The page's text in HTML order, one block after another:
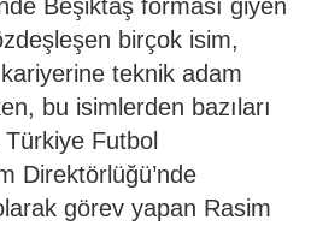
Beşiktaş forması giyen
birçok isim,
teknik adam
bu isimlerden bazıları
Türkiye Futbol
Direktörlüğü’nde
görev yapan Rasim